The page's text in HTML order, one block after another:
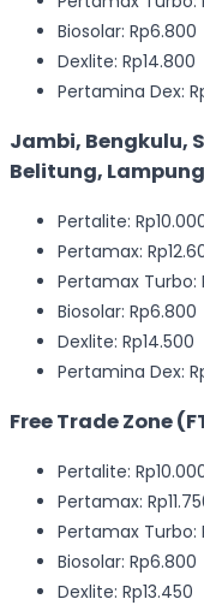
Biosolar: Rp6.800
Dexlite: Rp14.800
Pertamina Dex:
Jambi, Bengkulu,
Belitung, Lampung
Pertalite:
Pertamax:
Pertamax Turbo:
Biosolar: Rp6.800
Dexlite: Rp14.500
Pertamina Dex:
Free Trade Zone
Pertalite:
Pertamax:
Pertamax Turbo:
Biosolar: Rp6.800
Dexlite: Rp13.450